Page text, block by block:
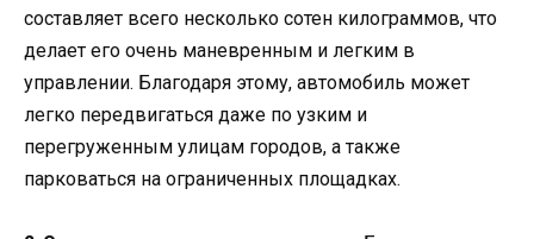
составляет всего несколько сотен килограммов, что
делает его очень маневренным и легким в
управлении. Благодаря этому, автомобиль может
легко передвигаться даже по узким и
перегруженным улицам городов, а также
парковаться на ограниченных площадках.